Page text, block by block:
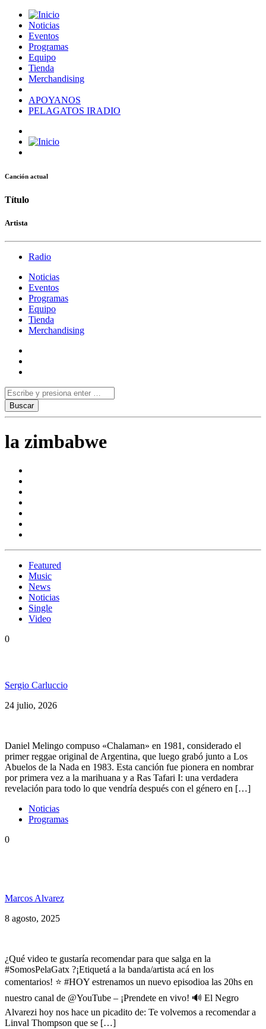
Noticias
Eventos
Programas
Equipo
Tienda
Merchandising
APOYANOS
PELAGATOS IRADIO
Canción actual
Título
Artista
Radio
Noticias
Eventos
Programas
Equipo
Tienda
Merchandising
la zimbabwe
Featured
Music
News
Noticias
Single
Video
0
Sergio Carluccio
24 julio, 2026
Daniel Melingo compuso «Chalaman» en 1981, considerado el
primer reggae original de Argentina, que luego grabó junto a Los
Abuelos de la Nada en 1983. Esta canción fue pionera en nombrar
por primera vez a la marihuana y a Ras Tafari I: una verdadera
revelación para todo lo que vendría después con el género en […]
Noticias
Programas
0
Marcos Alvarez
8 agosto, 2025
¿Qué video te gustaría recomendar para que salga en la
#SomosPelaGatx ?¡Etiquetá a la banda/artista acá en los
comentarios! ⭐ #HOY estrenamos un nuevo episodioa las 20hs en
nuestro canal de @YouTube – ¡Prendete en vivo! 🔊 El Negro
Alvarezi hoy nos hace un picadito de: Te volvemos a recomendar a
Linval Thompson que se […]